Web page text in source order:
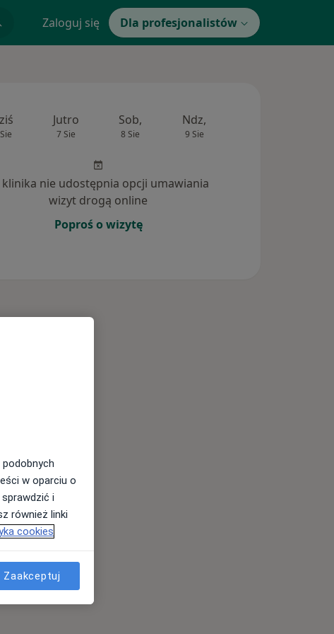
Zaloguj się Dla profesjonalistów
Jutro
7 Sie
Sob,
8 Sie
Ndz,
9 Sie
klinika nie udostępnia opcji umawiania
wizyt drogą online
Poproś o wizytę
w oparciu o
i
również linki
cookies
Zaakceptuj